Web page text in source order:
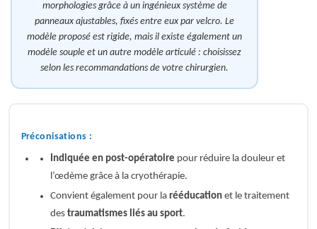
morphologies grâce à un ingénieux système de
panneaux ajustables, fixés entre eux par velcro. Le
modèle proposé est rigide, mais il existe également un
modèle souple et un autre modèle articulé : choisissez
selon les recommandations de votre chirurgien.
Préconisations :
Indiquée en post-opératoire pour réduire la douleur et
l’œdème grâce à la cryothérapie.
Convient également pour la rééducationet le traitement
des traumatismes liés au sport.